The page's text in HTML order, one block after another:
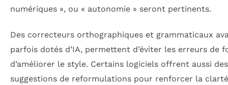
numériques », ou « autonomie » seront pertinents.
Des correcteurs orthographiques et grammaticaux
parfois dotés d’IA, permettent d’éviter les erreurs de
d’améliorer le style. Certains logiciels offrent aussi des
suggestions de reformulations pour renforcer la